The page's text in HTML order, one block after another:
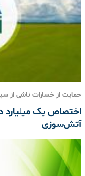
حمایت از خسارات ناشی از
اختصاص یک میلیارد
آتش‌سوزی